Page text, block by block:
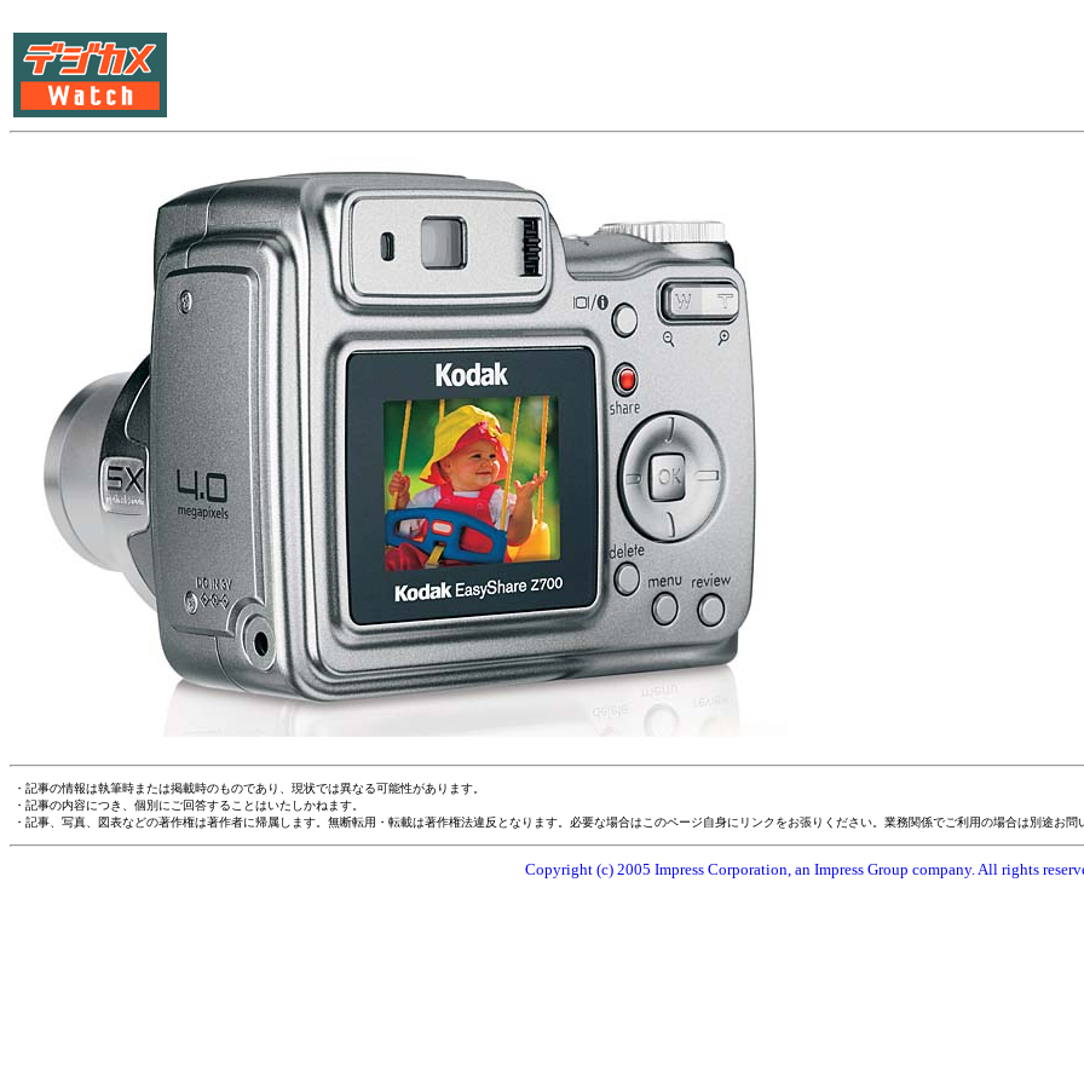
・記事の情報は執筆時または掲載時のものであり、現状では異なる可能性があります。
・記事の内容につき、個別にご回答することはいたしかねます。
・記事、写真、図表などの著作権は著作者に帰属します。無断転用・転載は著作権法違反となります。必要な場合はこのページ自身にリンクをお張りください。業務関係でご利用の場合は別途お問
Copyright (c) 2005 Impress Corporation, an Impress Group company. All rights